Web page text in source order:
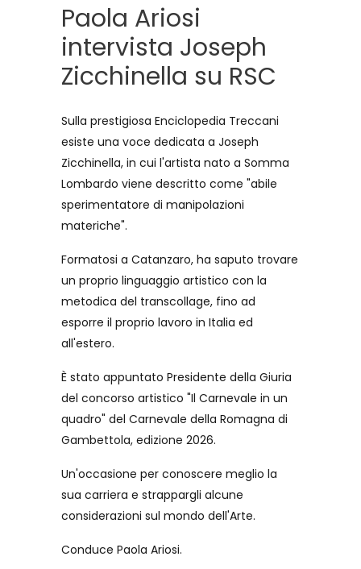
Paola Ariosi
intervista Joseph
Zicchinella su RSC
Sulla prestigiosa Enciclopedia Treccani
esiste una voce dedicata a Joseph
Zicchinella, in cui l'artista nato a Somma
Lombardo viene descritto come "abile
sperimentatore di manipolazioni
materiche".
Formatosi a Catanzaro, ha saputo trovare
un proprio linguaggio artistico con la
metodica del transcollage, fino ad
esporre il proprio lavoro in Italia ed
all'estero.
È stato appuntato Presidente della Giuria
del concorso artistico "Il Carnevale in un
quadro" del Carnevale della Romagna di
Gambettola, edizione 2026.
Un'occasione per conoscere meglio la
sua carriera e strappargli alcune
considerazioni sul mondo dell'Arte.
Conduce Paola Ariosi.